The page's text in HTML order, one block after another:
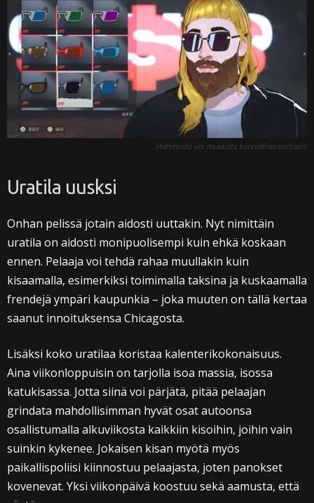
Hahmosta voi muokata kunnalliseroottisen.
Uratila uusksi
Onhan pelissä jotain aidosti uuttakin. Nyt nimittäin
uratila on aidosti monipuolisempi kuin ehkä koskaan
ennen. Pelaaja voi tehdä rahaa muullakin kuin
kisaamalla, esimerkiksi toimimalla taksina ja kuskaamalla
frendejä ympäri kaupunkia – joka muuten on tällä kertaa
saanut innoituksensa Chicagosta.
Lisäksi koko uratilaa koristaa kalenterikokonaisuus.
Aina viikonloppuisin on tarjolla isoa massia, isossa
katukisassa. Jotta siinä voi pärjätä, pitää pelaajan
grindata mahdollisimman hyvät osat autoonsa
osallistumalla alkuviikosta kaikkiin kisoihin, joihin vain
suinkin kykenee. Jokaisen kisan myötä myös
paikallispoliisi kiinnostuu pelaajasta, joten panokset
kovenevat. Yksi viikonpäivä koostuu sekä aamusta, että